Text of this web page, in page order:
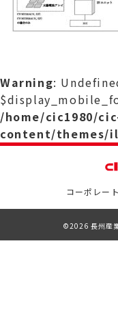
Warning:
/home/cic1980/
content/themes/
コーポレー
©2026 長州産